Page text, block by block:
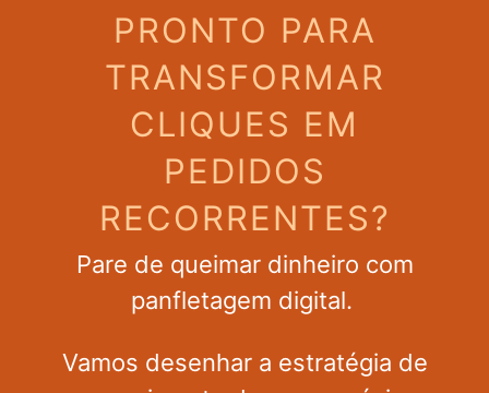
PRONTO PARA
TRANSFORMAR
CLIQUES EM
PEDIDOS
RECORRENTES?
Pare de queimar dinheiro com
panfletagem digital.
Vamos desenhar a estratégia de